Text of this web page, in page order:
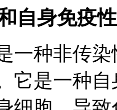
自身免疫
种非传染
它是一种